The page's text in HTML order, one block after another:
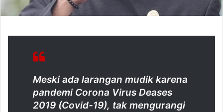
Meski ada larangan mudik karena
pandemi Corona Virus Deases
2019 (Covid-19), tak mengurangi